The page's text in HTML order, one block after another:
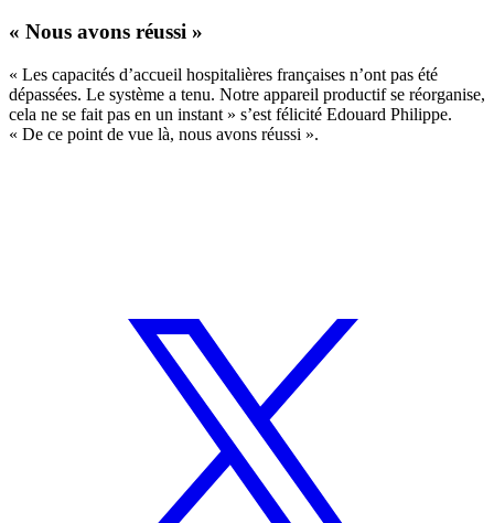
« Nous avons réussi »
« Les capacités d’accueil hospitalières françaises n’ont pas été
dépassées. Le système a tenu. Notre appareil productif se réorganise,
cela ne se fait pas en un instant » s’est félicité Edouard Philippe.
« De ce point de vue là, nous avons réussi ».